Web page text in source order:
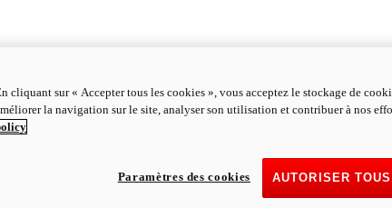
cliquant sur « Accepter tous les cookies », vous acceptez le stockage de
la navigation sur le site, analyser son utilisation et contribuer à nos
AUTORISER
Paramètres des cookies